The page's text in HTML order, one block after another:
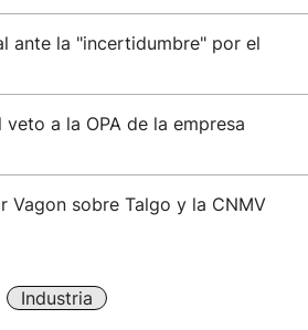
ante la "incertidumbre" por el
a la OPA de la empresa
Vagon sobre Talgo y la CNMV
Industria